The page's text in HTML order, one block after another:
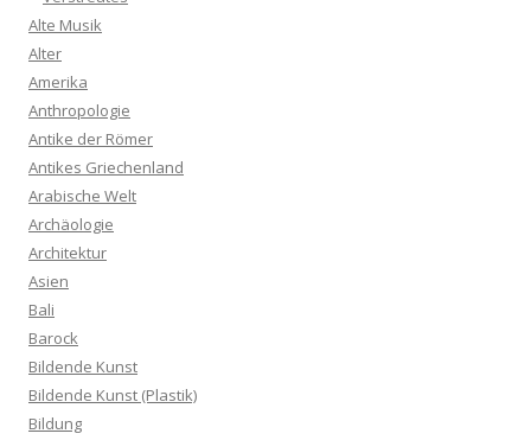
Alte Musik
Alter
Amerika
Anthropologie
Antike der Römer
Antikes Griechenland
Arabische Welt
Archäologie
Architektur
Asien
Bali
Barock
Bildende Kunst
Bildende Kunst (Plastik)
Bildung